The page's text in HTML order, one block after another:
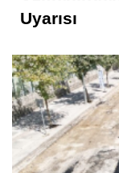
Uyarısı